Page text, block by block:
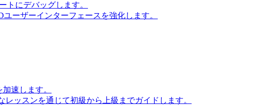
トにデバッグします。
ーザーインターフェースを強化します。
速します。
ッスンを通じて初級から上級までガイドします。